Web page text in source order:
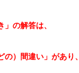
」の解答は、
）間違い」があり、